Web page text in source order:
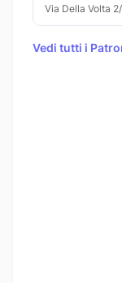
Via Della Volta
Vedi tutti i